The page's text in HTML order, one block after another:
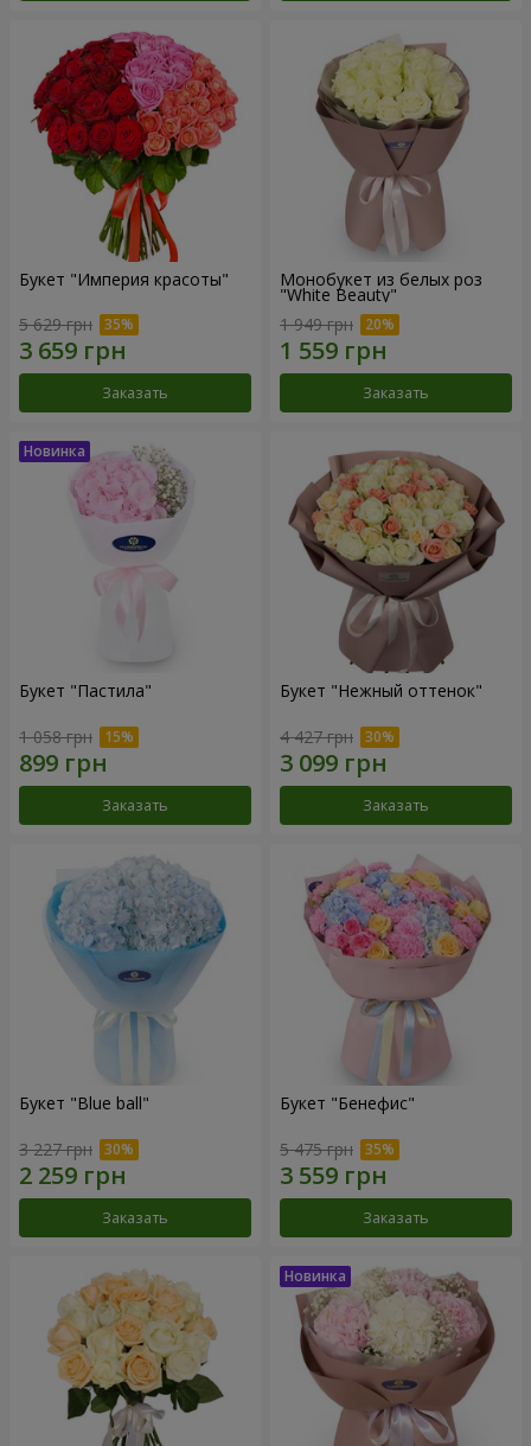
Букет "Империя красоты"
5 629 грн
Заказать
Монобукет из белых роз
"White Beauty"
1 949 грн
Заказать
Букет "Пастила"
1 058 грн
Заказать
Букет "Нежный оттенок"
4 427 грн
Заказать
Букет "Blue ball"
3 227 грн
Заказать
Букет "Бенефис"
5 475 грн
Заказать